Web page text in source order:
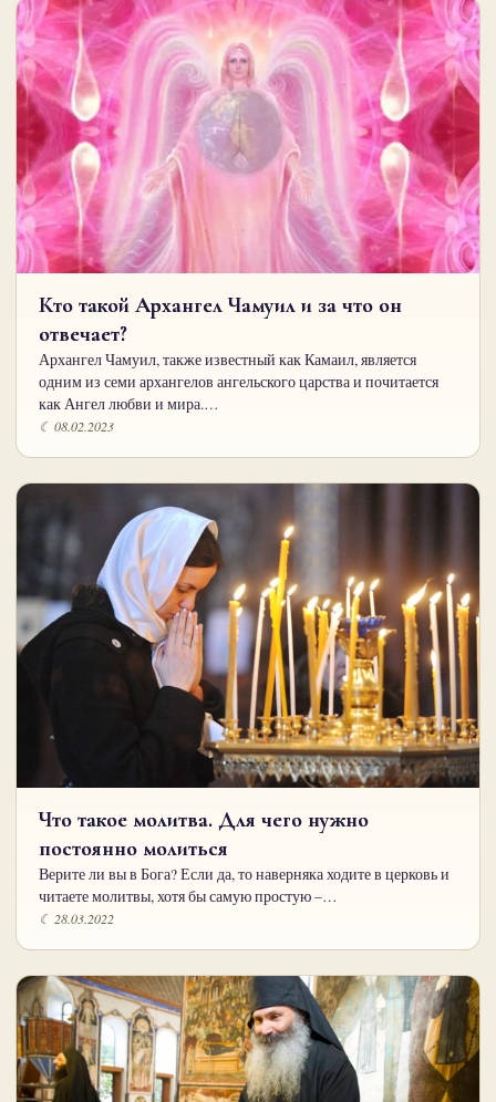
Кто такой Архангел Чамуил и за что он
отвечает?
Архангел Чамуил, также известный как Камаил, является
одним из семи архангелов ангельского царства и почитается
как Ангел любви и мира.…
☾ 08.02.2023
Что такое молитва. Для чего нужно
постоянно молиться
Верите ли вы в Бога? Если да, то наверняка ходите в церковь и
читаете молитвы, хотя бы самую простую –…
☾ 28.03.2022